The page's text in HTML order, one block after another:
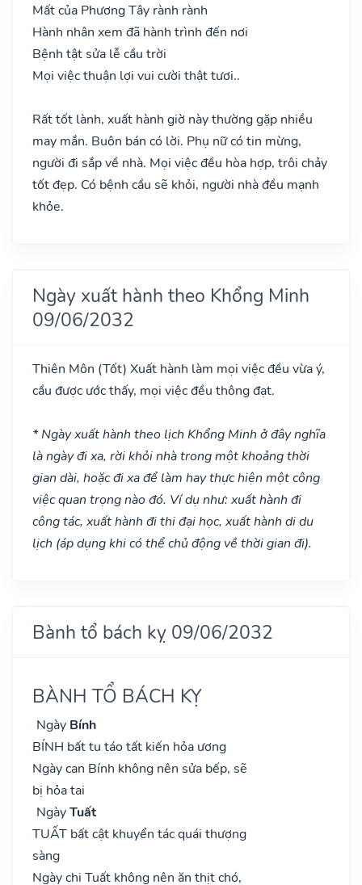
Mất của Phương Tây rành rành
Hành nhân xem đã hành trình đến nơi
Bệnh tật sửa lễ cầu trời
Mọi việc thuận lợi vui cười thật tươi..
Rất tốt lành, xuất hành giờ này thường gặp nhiều
may mắn. Buôn bán có lời. Phụ nữ có tin mừng,
người đi sắp về nhà. Mọi việc đều hòa hợp, trôi chảy
tốt đẹp. Có bệnh cầu sẽ khỏi, người nhà đều mạnh
khỏe.
Ngày xuất hành theo Khổng Minh
09/06/2032
Thiên Môn (Tốt) Xuất hành làm mọi việc đều vừa ý,
cầu được ước thấy, mọi việc đều thông đạt.
* Ngày xuất hành theo lịch Khổng Minh ở đây nghĩa
là ngày đi xa, rời khỏi nhà trong một khoảng thời
gian dài, hoặc đi xa để làm hay thực hiện một công
việc quan trọng nào đó. Ví dụ như: xuất hành đi
công tác, xuất hành đi thi đại học, xuất hành di du
lịch (áp dụng khi có thể chủ động về thời gian đi).
Bành tổ bách kỵ 09/06/2032
BÀNH TỔ BÁCH KỴ
Ngày Bính
BÍNH bất tu táo tất kiến hỏa ương
Ngày can Bính không nên sửa bếp, sẽ
bị hỏa tai
NgàyTuất
TUẤT bất cật khuyển tác quái thượng
sàng
Ngày chi Tuất không nên ăn thịt chó,